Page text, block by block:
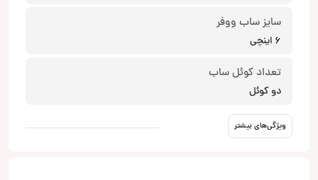
سایز ساب ووفر
6 اینچی
تعداد کوئل ساب
دو کوئل
ویژگی‌های بیشتر